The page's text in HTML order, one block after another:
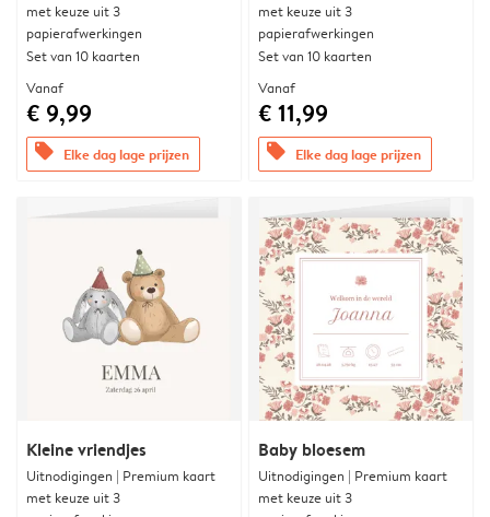
met keuze uit 3
papierafwerkingen
Set van 10 kaarten
Vanaf
€ 9,99
offers Elke dag lage prijzen
met keuze uit 3
papierafwerkingen
Set van 10 kaarten
Vanaf
€ 11,99
offers Elke dag lage prijzen
Kleine vriendjes
Uitnodigingen | Premium kaart
met keuze uit 3
Baby bloesem
Uitnodigingen | Premium kaart
met keuze uit 3